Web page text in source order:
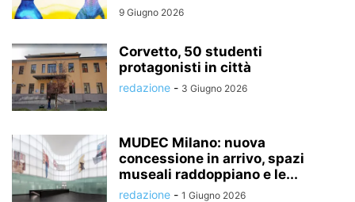
9 Giugno 2026
Corvetto, 50 studenti
protagonisti in città
redazione - 3 Giugno 2026
MUDEC Milano: nuova
concessione in arrivo, spazi
museali raddoppiano e le...
redazione - 1 Giugno 2026